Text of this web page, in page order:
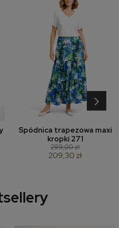
Spódnica trapezowa maxi
kropki 271
299,00 zł
209,30 zł
›